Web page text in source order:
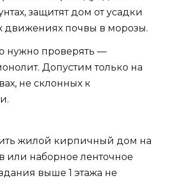
защитят дом от усадки
движениях почвы в морозы.
нужно проверять —
Допустим только на
не склонных к
жилой кирпичный дом на
или наборное ленточное
выше 1 этажа не